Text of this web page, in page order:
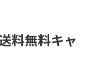
料無料キャ